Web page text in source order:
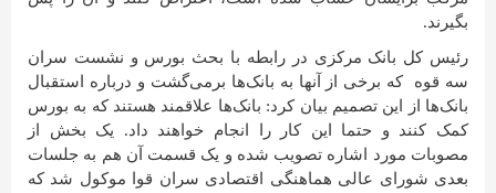
بگیرند.
رئیس کل بانک مرکزی در رابطه با بحث بورس و نشست سران
سه قوه که برخی از آنها به بانک‌ها برمی‌گشت و درباره استقبال
بانک‌ها از این تصمیم بیان کرد: بانک‌ها علاقمند هستند که به بورس
کمک کنند و حتما این کار را انجام خواهند داد. یک بخش از
مصوبات مورد اشاره تصویب شده و یک قسمت آن هم به جلسات
بعدی شورای عالی هماهنگی اقتصادی سران قوا موکول شد که